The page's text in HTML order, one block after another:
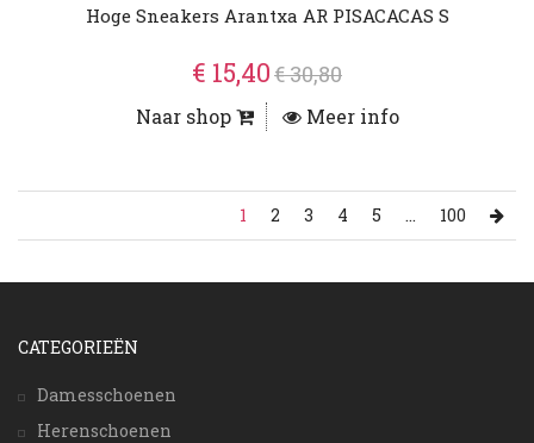
Hoge Sneakers Arantxa AR PISACACAS S
€ 15,40€ 30,80
Naar shop Meer info
1 2 3 4 5 ... 100
CATEGORIEËN
Damesschoenen
Herenschoenen